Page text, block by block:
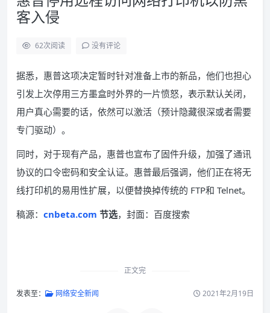
客入侵
62次阅读 没有评论
据悉，惠普这项决定暂时针对准备上市的新品，他们也担心
引发上次停用三方墨盒时外界的一片愤怒，表示默认关闭，
用户真心需要的话，依然可以激活（预计隐藏很深或者需要
专门驱动）。
同时，对于现有产品，惠普也宣布了固件升级，加强了通讯
协议的口令密码和安全认证。惠普最后强调，他们正在将无
线打印机的易用性扩展，以便替换掉传统的 FTP和 Telnet。
稿源： cnbeta.com 节选，封面：百度搜索
正文完
发表至： 网络安全新闻 2021年2月19日